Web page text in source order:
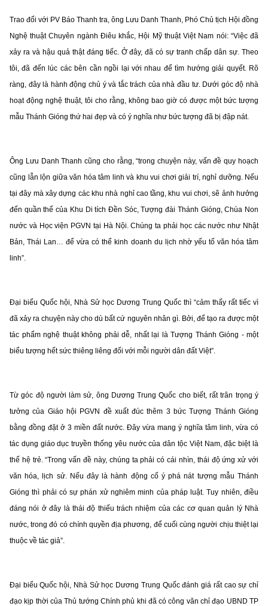
Trao đổi với PV Báo Thanh tra, ông Lưu Danh Thanh, Phó Chủ tịch Hội đồng
Nghệ thuật Chuyên ngành Điêu khắc, Hội Mỹ thuật Việt Nam nói: “Việc đã
xảy ra và hậu quả thật đáng tiếc. Ở đây, đã có sự tranh chấp dân sự. Theo
tôi, đã đến lúc các bên cần ngồi lại với nhau để tìm hướng giải quyết. Rõ
ràng, đây là hành động chủ ý và tắc trách của nhà đầu tư. Dưới góc độ nhà
hoạt động nghệ thuật, tôi cho rằng, không bao giờ có được một bức tượng
mẫu Thánh Gióng thứ hai đẹp và có ý nghĩa như bức tượng đã bị đập nát.
Ông Lưu Danh Thanh cũng cho rằng, “trong chuyện này, vấn đề quy hoạch
cũng lẫn lộn giữa văn hóa tâm linh và khu vui chơi giải trí, nghỉ dưỡng. Nếu
tại đây mà xây dựng các khu nhà nghỉ cao tầng, khu vui chơi, sẽ ảnh hưởng
đến quần thể của Khu Di tích Đền Sóc, Tượng đài Thánh Gióng, Chùa Non
nước và Học viện PGVN tại Hà Nội. Chúng ta phải học các nước như Nhật
Bản, Thái Lan… để vừa có thể kinh doanh du lịch nhờ yếu tố văn hóa tâm
linh”.
Đại biểu Quốc hội, Nhà Sử học Dương Trung Quốc thì “cảm thấy rất tiếc vì
đã xảy ra chuyện này cho dù bất cứ nguyên nhân gì. Bởi, để tạo ra được một
tác phẩm nghệ thuật không phải dễ, nhất lại là Tượng Thánh Gióng - một
biểu tượng hết sức thiêng liêng đối với mỗi người dân đất Việt”.
Từ góc độ người làm sử, ông Dương Trung Quốc cho biết, rất trân trọng ý
tưởng của Giáo hội PGVN đề xuất đúc thêm 3 bức Tượng Thánh Gióng
bằng đồng đặt ở 3 miền đất nước. Đây vừa mang ý nghĩa tâm linh, vừa có
tác dụng giáo dục truyền thống yêu nước của dân tộc Việt Nam, đặc biệt là
thế hệ trẻ. “Trong vấn đề này, chúng ta phải có cái nhìn, thái độ ứng xử với
văn hóa, lịch sử. Nếu đây là hành động cố ý phá nát tượng mẫu Thánh
Gióng thì phải có sự phán xử nghiêm minh của pháp luật. Tuy nhiên, điều
đáng nói ở đây là thái độ thiếu trách nhiệm của các cơ quan quản lý Nhà
nước, trong đó có chính quyền địa phương, để cuối cùng người chịu thiệt lại
thuộc về tác giả”.
Đại biểu Quốc hội, Nhà Sử học Dương Trung Quốc đánh giá rất cao sự chỉ
đạo kịp thời của Thủ tướng Chính phủ khi đã có công văn chỉ đạo UBND TP